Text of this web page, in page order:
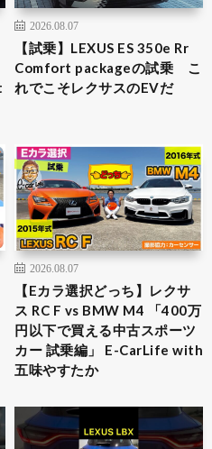
2026.08.07
【試乗】LEXUS ES 350e Rr
Comfort packageの試乗 こ
れでこそレクサスのEVだ
2026.08.07
【Eカラ選択どっち】レクサ
ス RC F vs BMW M4 「400万
円以下で買える中古スポーツ
カー 試乗編」 E-CarLife with
五味やすたか